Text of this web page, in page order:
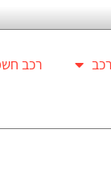
רכב